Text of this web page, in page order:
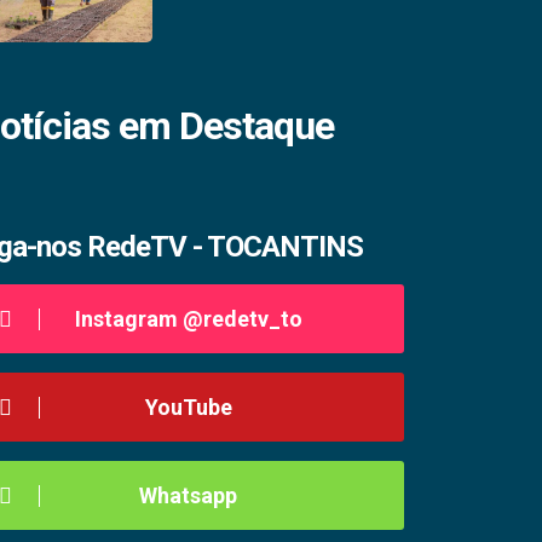
em Destaque
nos RedeTV - TOCANTINS
Instagram @redetv_to
YouTube
Whatsapp